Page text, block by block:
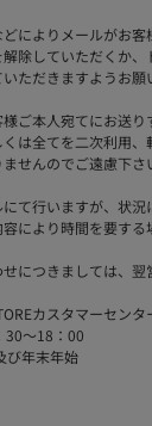
によりメールがお
除していただくか
ただきますようお願
ご本人宛てにお送
は全てを二次利用
せんのでご遠慮下さ
て行いますが、状
により時間を要する
につきましては、
カスタマーセンタ
30～18：00
び年末年始